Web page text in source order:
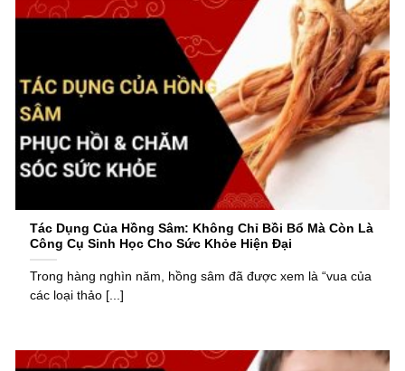
Tác Dụng Của Hồng Sâm: Không Chỉ Bồi Bổ Mà Còn Là
Công Cụ Sinh Học Cho Sức Khỏe Hiện Đại
Trong hàng nghìn năm, hồng sâm đã được xem là “vua của
các loại thảo [...]